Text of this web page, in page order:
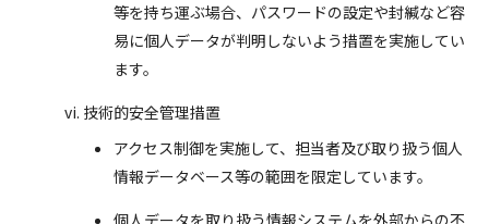
等を持ち運ぶ場合、パスワードの設定や封緘など容
易に個人データが判明しないよう措置を実施してい
ます。
技術的安全管理措置
アクセス制御を実施して、担当者及び取り扱う個人
情報データベース等の範囲を限定しています。